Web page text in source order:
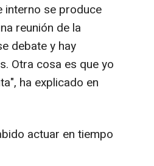
interno se produce
reunión de la
debate y hay
Otra cosa es que yo
ha explicado en
actuar en tiempo